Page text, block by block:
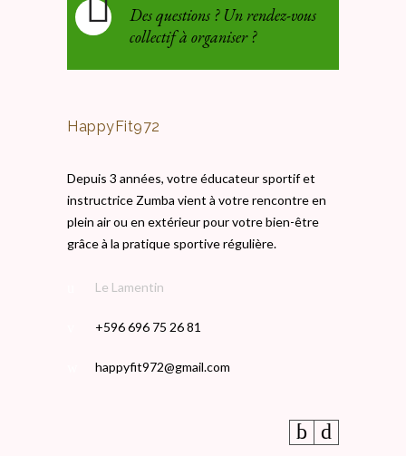
Des questions ? Un rendez-vous
collectif à organiser ?
HappyFit972
Depuis 3 années, votre éducateur sportif et
instructrice Zumba vient à votre rencontre en
plein air ou en extérieur pour votre bien-être
grâce à la pratique sportive régulière.
Le Lamentin
+596 696 75 26 81
happyfit972@gmail.com